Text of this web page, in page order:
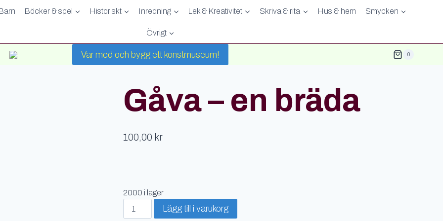
Böcker & spel Historiskt Inredning Lek & Kreativitet Skriva & rita Hus & hem Smycken
Övrigt
Var med och bygg ett konstmuseum! 0
Gåva – en bräda
100,00 kr
2000 i lager
Gåva
-
Lägg till i varukorg